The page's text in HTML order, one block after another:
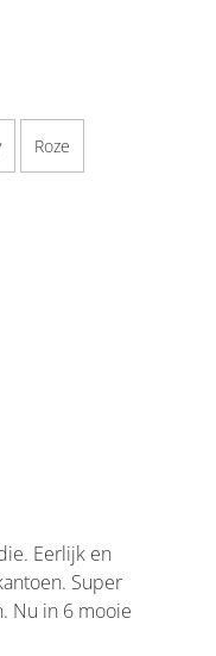
Roze
Eerlijk en
Super
Nu in 6 mooie